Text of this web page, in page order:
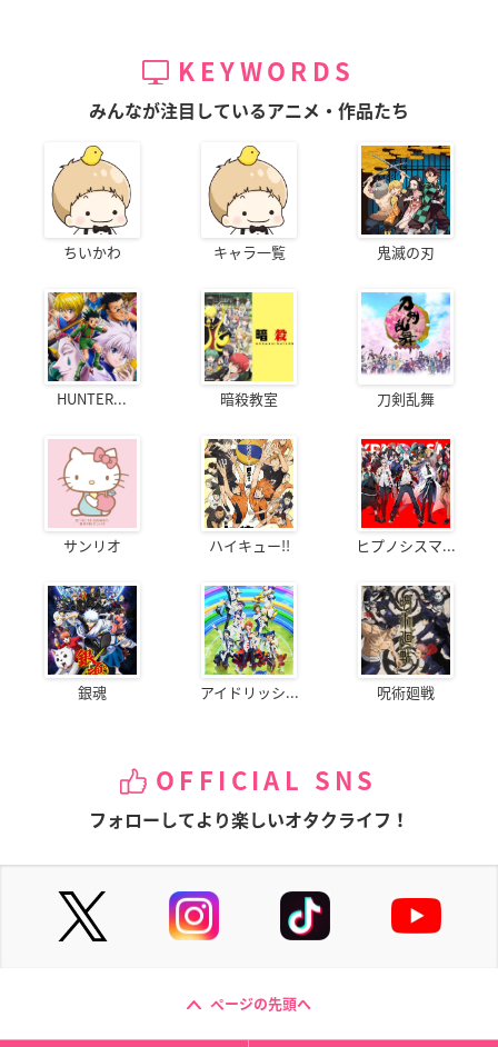
KEYWORDS
みんなが注目しているアニメ・作品たち
ちいかわ キャラ一覧 鬼滅の刃
HUNTER... 暗殺教室 刀剣乱舞
サンリオ ハイキュー!! ヒプノシスマ...
銀魂 アイドリッシ... 呪術廻戦
OFFICIAL SNS
フォローしてより楽しいオタクライフ！
ページの先頭へ